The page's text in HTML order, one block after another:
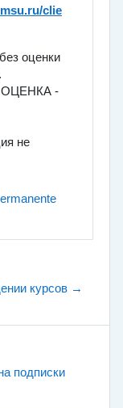
clie
оценки
ОЦЕНКА -
не
курсов →
подписки